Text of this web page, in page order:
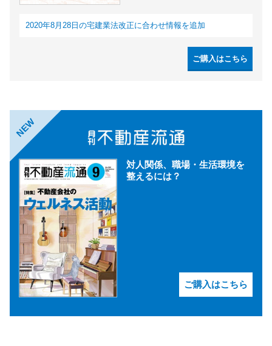
2020年8月28日の宅建業法改正に合わせ情報を追加
ご購入はこちら
NEW
対人関係、職場・生活環境を
整えるには？
ご購入はこちら